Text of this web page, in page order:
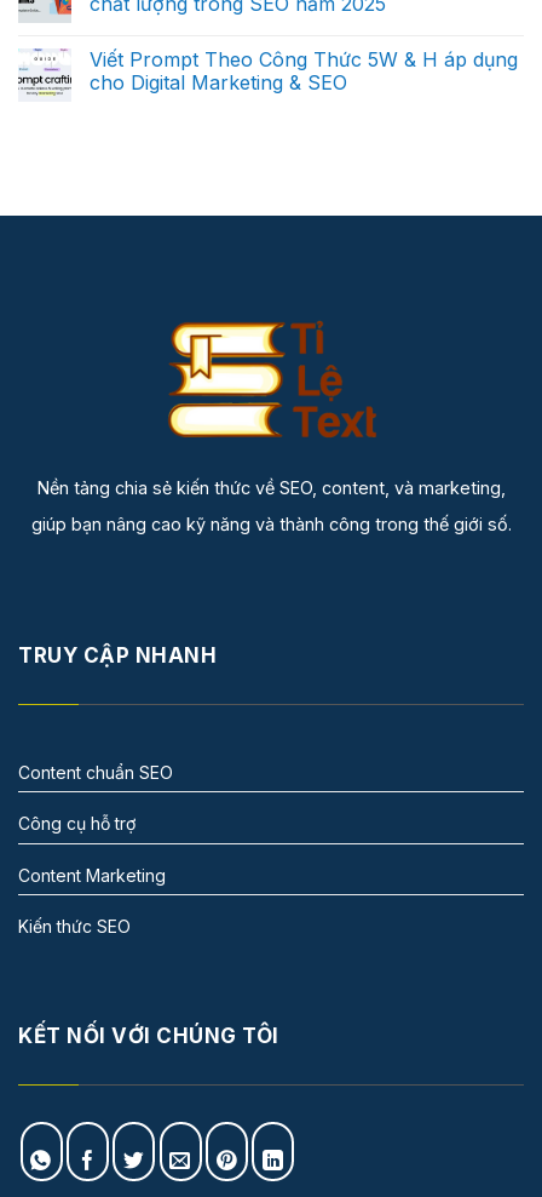
Viết Prompt Theo Công Thức 5W & H áp dụng
cho Digital Marketing & SEO
Nền tảng chia sẻ kiến thức về SEO, content, và marketing,
giúp bạn nâng cao kỹ năng và thành công trong thế giới số.
TRUY CẬP NHANH
Content chuẩn SEO
Công cụ hỗ trợ
Content Marketing
Kiến thức SEO
KẾT NỐI VỚI CHÚNG TÔI